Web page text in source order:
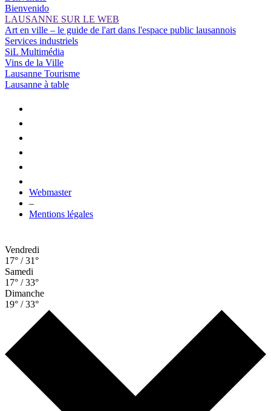
Bienvenido
LAUSANNE SUR LE WEB
Art en ville – le guide de l'art dans l'espace public lausannois
Services industriels
SiL Multimédia
Vins de la Ville
Lausanne Tourisme
Lausanne à table
Webmaster
–
Mentions légales
Vendredi
17° / 31°
Samedi
17° / 33°
Dimanche
19° / 33°